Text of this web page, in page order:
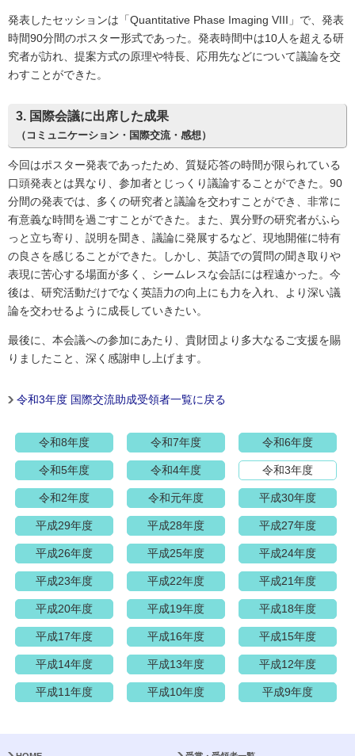
発表したセッションは「Quantitative Phase Imaging VIII」で、発表
時間90分間のポスター形式であった。発表時間中は10人を超える研
究者が訪れ、提案方式の原理や特長、応用先などについて議論を交
わすことができた。
3. 国際会議に出席した成果
（コミュニケーション・国際交流・感想）
今回はポスター発表であったため、質疑応答の時間が限られている
口頭発表とは異なり、参加者とじっくり議論することができた。90
分間の発表では、多くの研究者と議論を交わすことができ、非常に
有意義な時間を過ごすことができた。また、異分野の研究者がふら
っと立ち寄り、説明を聞き、議論に発展するなど、現地開催に特有
の良さを感じることができた。しかし、英語での質問の聞き取りや
表現に苦心する場面が多く、シームレスな会話には程遠かった。今
後は、研究活動だけでなく英語力の向上にも力を入れ、より深い議
論を交わせるように成長していきたい。
最後に、本会議への参加にあたり、貴財団より多大なるご支援を賜
りましたこと、深く感謝申し上げます。
令和3年度 国際交流助成受領者一覧に戻る
令和8年度 令和7年度 令和6年度
令和5年度 令和4年度 令和3年度
令和2年度 令和元年度 平成30年度
平成29年度 平成28年度 平成27年度
平成26年度 平成25年度 平成24年度
平成23年度 平成22年度 平成21年度
平成20年度 平成19年度 平成18年度
平成17年度 平成16年度 平成15年度
平成14年度 平成13年度 平成12年度
平成11年度 平成10年度 平成9年度